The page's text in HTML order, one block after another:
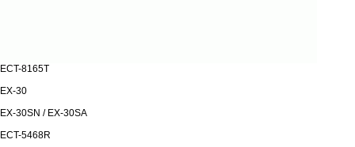
ECT-8165T
EX-30
EX-30SN / EX-30SA
ECT-5468R